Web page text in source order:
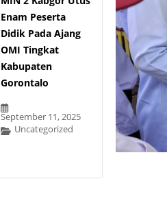
Enam Peserta
Didik Pada Ajang
OMI Tingkat
Kabupaten
Gorontalo
September 11, 2025
Uncategorized